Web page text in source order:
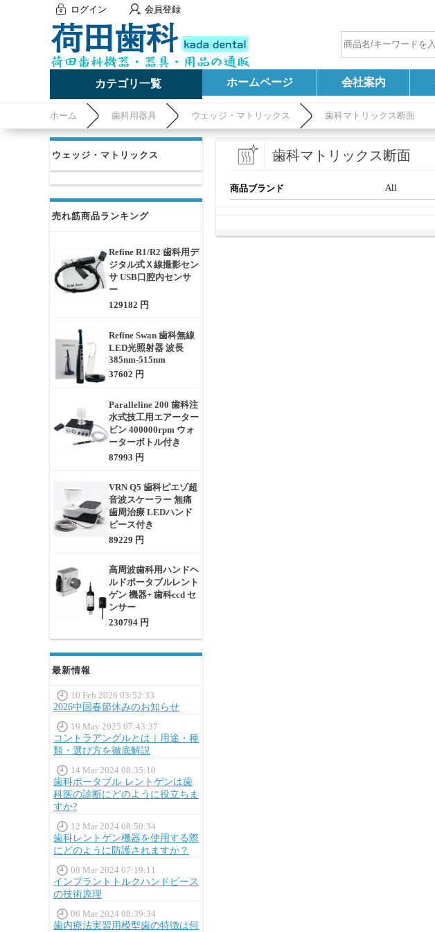
ログイン 会員登録
カテゴリ一覧 ホームページ 会社案内
ホーム 歯科用器具 ウェッジ・マトリックス 歯科マトリックス断面
ウェッジ・マトリックス
売れ筋商品ランキング
Refine R1/R2 歯科用デ
ジタル式Ｘ線撮影セン
サ USB口腔内センサ
ー
129182 円
Refine Swan 歯科無線
LED光照射器 波長
385nm-515nm
37602 円
Paralleline 200 歯科注
水式技工用エアーター
ビン 400000rpm ウォ
ーターボトル付き
87993 円
VRN Q5 歯科ピエゾ超
音波スケーラー 無痛
歯周治療 LEDハンド
ピース付き
89229 円
高周波歯科用ハンドヘ
ルドポータブルレント
ゲン 機器+ 歯科ccd セ
ンサー
230794 円
最新情報
10 Feb 2026 03:52:33
2026中国春節休みのお知らせ
19 May 2025 07:43:37
コントラアングルとは｜用途・種
類・選び方を徹底解説
14 Mar 2024 08:35:10
歯科ポータブル レントゲンは歯
科医の診断にどのように役立ちま
すか?
12 Mar 2024 08:50:34
歯科レントゲン機器を使用する際
にどのように防護されますか？
08 Mar 2024 07:19:11
インプラントトルクハンドピース
の技術原理
06 Mar 2024 08:39:34
歯内療法実習用模型歯の特徴は何
歯科マトリックス断面
商品ブランド All